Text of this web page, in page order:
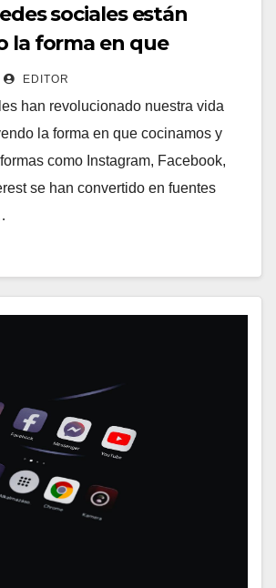
sociales están
la forma en que
cocinamos
EDITOR
han revolucionado nuestra vida
la forma en que cocinamos y
como Instagram, Facebook,
se han convertido en fuentes